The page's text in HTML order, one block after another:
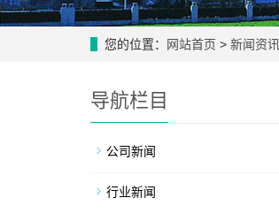
您的位置： 网站首页 > 新闻资讯
导航栏目
公司新闻
行业新闻